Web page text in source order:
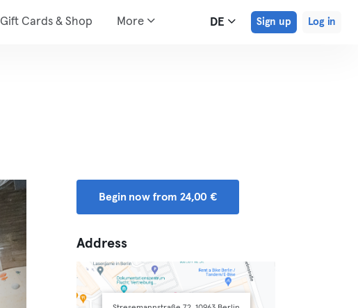
Gift Cards & Shop More DE Sign up Log in
Begin now from 24,00 €
Address